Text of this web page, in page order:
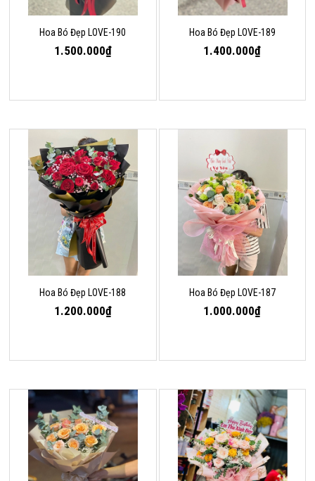
Hoa Bó Đẹp LOVE-190
1.500.000₫
Hoa Bó Đẹp LOVE-189
1.400.000₫
Hoa Bó Đẹp LOVE-188
1.200.000₫
Hoa Bó Đẹp LOVE-187
1.000.000₫